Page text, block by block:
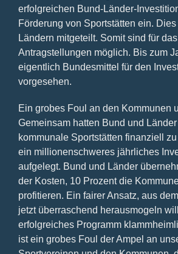
erfolgreichen Bund-Länder-
Förderung von Sportstätten ein.
Ländern mitgeteilt. Somit sind für
Antragstellungen möglich. Bis zum
eigentlich Bundesmittel für den
vorgesehen.
Ein grobes Foul an den Kommunen
Gemeinsam hatten Bund und
kommunale Sportstätten finanziell
ein millionenschweres jährliches
aufgelegt. Bund und Länder
der Kosten, 10 Prozent die
profitieren. Ein fairer Ansatz, aus
jetzt überraschend herausmogeln
erfolgreiches Programm
ist ein grobes Foul der Ampel an